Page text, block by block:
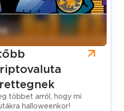
többet arról, hogy mi
halloweenkor!